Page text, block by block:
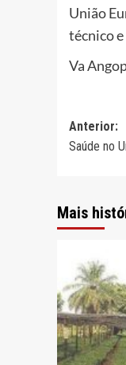
União
técnico
Va
de
Anterior:
Saúde no
Mais